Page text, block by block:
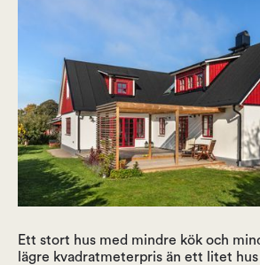
Ett stort hus med mindre kök och
lägre kvadratmeterpris än ett litet